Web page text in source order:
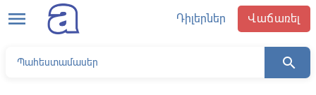
menu Դիլերներ Վաճառել
search